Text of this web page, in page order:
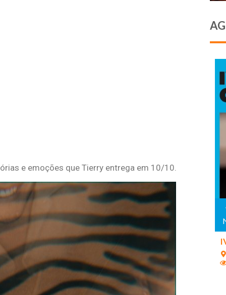
e emoções que Tierry entrega em 10/10.